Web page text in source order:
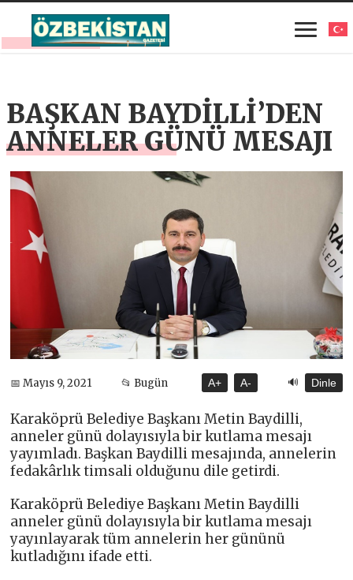
BAŞKAN BAYDİLLİ’DEN
ANNELER GÜNÜ MESAJI
📅 Mayıs 9, 2021 📂 Bugün A+ A- 🔊 Dinle
Karaköprü Belediye Başkanı Metin Baydilli,
anneler günü dolayısıyla bir kutlama mesajı
yayımladı. Başkan Baydilli mesajında, annelerin
fedakârlık timsali olduğunu dile getirdi.
Karaköprü Belediye Başkanı Metin Baydilli
anneler günü dolayısıyla bir kutlama mesajı
yayınlayarak tüm annelerin her gününü
kutladığını ifade etti.